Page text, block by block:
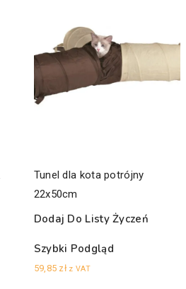
Tunel dla kota potrójny
22x50cm
Dodaj Do Listy Życzeń
Szybki Podgląd
59,85 zł z VAT